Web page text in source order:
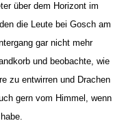
über dem Horizont im
die Leute bei Gosch am
gar nicht mehr
und beobachte, wie
zu entwirren und Drachen
gern vom Himmel, wenn